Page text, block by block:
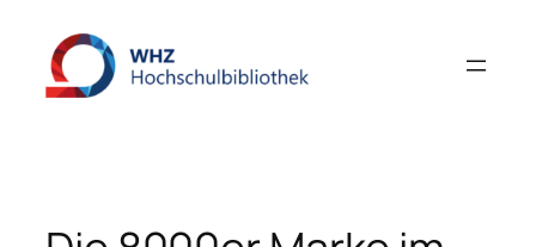
Inhalt
springen